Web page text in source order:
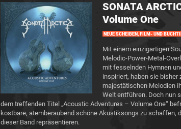
SONATA
Volume One
NEUE SCHEIBEN, FILM- UND
Mit einem einzigartigen
Melodic-Power-Metal-
mit fesselnden Hymnen
inspiriert, haben sie
majestätischen Melodien
Welt entführen. Doch nun
dem treffenden Titel „Acoustic Adventures – Volume One“
kostbare, atemberaubend schöne Akustiksongs zu schaffen,
dieser Band repräsentieren.